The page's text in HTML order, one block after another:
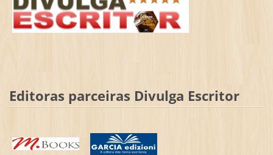
Editoras parceiras Divulga Escritor